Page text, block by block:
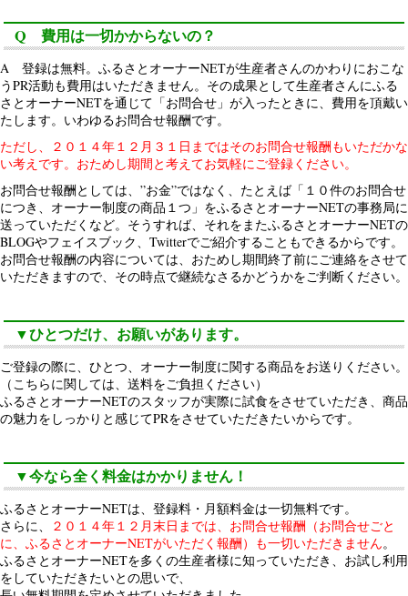
Q 費用は一切かからないの？
A 登録は無料。ふるさとオーナーNETが生産者さんのかわりにおこな
うPR活動も費用はいただきません。その成果として生産者さんにふる
さとオーナーNETを通じて「お問合せ」が入ったときに、費用を頂戴い
たします。いわゆるお問合せ報酬です。
ただし、２０１４年１２月３１日まではそのお問合せ報酬もいただかな
い考えです。おためし期間と考えてお気軽にご登録ください。
お問合せ報酬としては、”お金”ではなく、たとえば「１０件のお問合せ
につき、オーナー制度の商品１つ」をふるさとオーナーNETの事務局に
送っていただくなど。そうすれば、それをまたふるさとオーナーNETの
BLOGやフェイスブック、Twitterでご紹介することもできるからです。
お問合せ報酬の内容については、おためし期間終了前にご連絡をさせて
いただきますので、その時点で継続なさるかどうかをご判断ください。
▼ひとつだけ、お願いがあります。
ご登録の際に、ひとつ、オーナー制度に関する商品をお送りください。
（こちらに関しては、送料をご負担ください）
ふるさとオーナーNETのスタッフが実際に試食をさせていただき、商品
の魅力をしっかりと感じてPRをさせていただきたいからです。
▼今なら全く料金はかかりません！
ふるさとオーナーNETは、登録料・月額料金は一切無料です。
さらに、
２０１４年１２月末日までは、お問合せ報酬（お問合せごと
に、ふるさとオーナーNETがいただく報酬）も一切いただきません。
ふるさとオーナーNETを多くの生産者様に知っていただき、お試し利用
をしていただきたいとの思いで、